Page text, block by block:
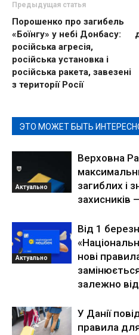
Предыдущая статья
Порошенко про загибель
«Боїнгу» у небі Донбасу:
російська агресія,
російська установка і
російська ракета, завезені
з території Росії
ЭТО МОЖЕТ БЫТЬ
Актуально
Верховна
загиблих і
захисників
Актуально
Від 1
нові
залежно від
У Данії
правила